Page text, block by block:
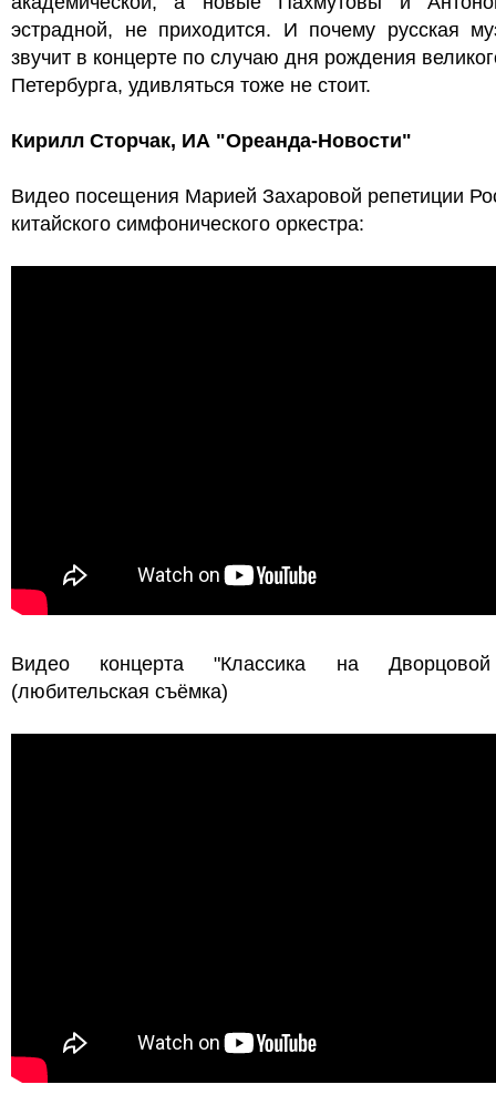
эстрадной, не приходится. И почему русская
звучит в концерте по случаю дня рождения
Петербурга, удивляться тоже не стоит.
Кирилл Сторчак, ИА "Ореанда-Новости"
Видео посещения Марией Захаровой репетиции
китайского симфонического оркестра:
Видео концерта "Классика на
(любительская съёмка)